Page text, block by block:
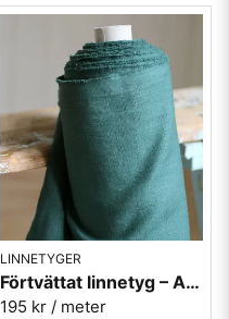
LINNETYGER
Förtvättat linnetyg – Antikgrön (230 g/m²)
195 kr / meter